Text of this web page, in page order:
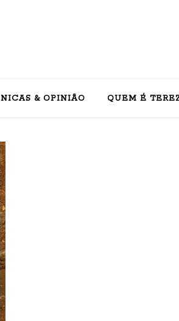
& OPINIÃO QUEM É